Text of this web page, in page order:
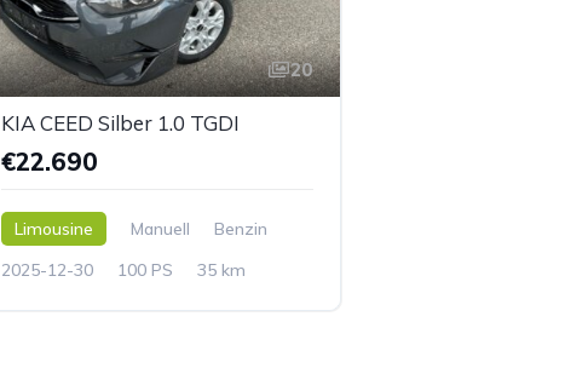
20
KIA CEED Silber 1.0 TGDI
€22.690
Limousine Manuell
Benzin
2025-12-30
100 PS 35 km